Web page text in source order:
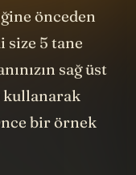
onun
önceden
size 5 tane
sağ üst
kullanarak
bir örnek